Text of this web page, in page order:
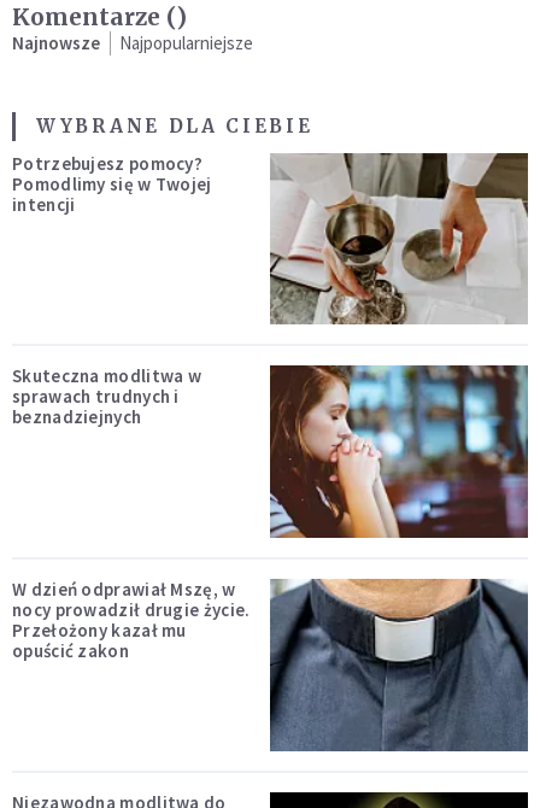
Komentarze ()
Najnowsze Najpopularniejsze
WYBRANE DLA CIEBIE
Potrzebujesz pomocy?
Pomodlimy się w Twojej
intencji
Skuteczna modlitwa w
sprawach trudnych i
beznadziejnych
W dzień odprawiał Mszę, w
nocy prowadził drugie życie.
Przełożony kazał mu
opuścić zakon
Niezawodna modlitwa do